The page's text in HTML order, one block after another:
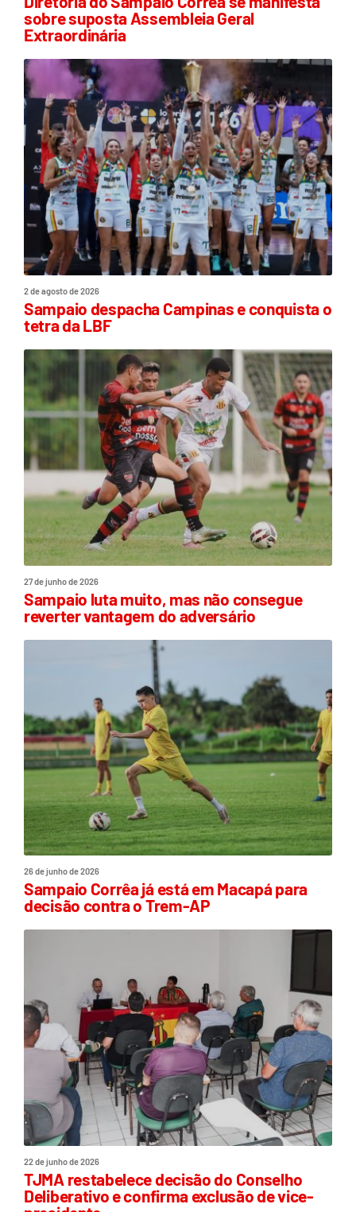
sobre suposta Assembleia Geral
Extraordinária
2 de agosto de 2026
Sampaio despacha Campinas e conquista o
tetra da LBF
27 de junho de 2026
Sampaio luta muito, mas não consegue
reverter vantagem do adversário
26 de junho de 2026
Sampaio Corrêa já está em Macapá para
decisão contra o Trem-AP
22 de junho de 2026
TJMA restabelece decisão do Conselho
Deliberativo e confirma exclusão de vice-